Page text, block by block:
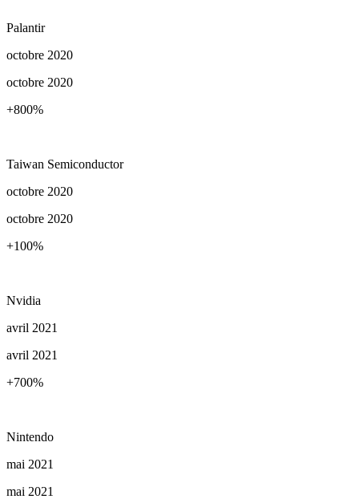
Palantir
octobre 2020
octobre 2020
+800%
Taiwan Semiconductor
octobre 2020
octobre 2020
+100%
Nvidia
avril 2021
avril 2021
+700%
Nintendo
mai 2021
mai 2021